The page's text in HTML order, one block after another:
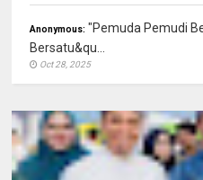
Anonymous: "Pemuda Pemudi
Bersatu&qu...
Oct 28, 2025